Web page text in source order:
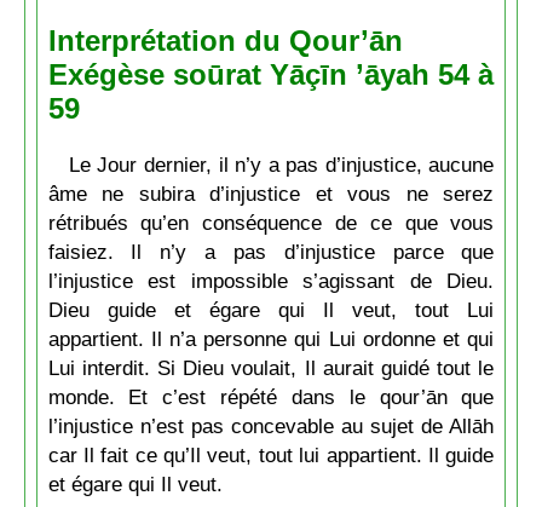
Interprétation du Qour’ān
Exégèse soūrat Yāçīn ’āyah 54 à
59
Le Jour dernier, il n’y a pas d’injustice, aucune
âme ne subira d’injustice et vous ne serez
rétribués qu’en conséquence de ce que vous
faisiez. Il n’y a pas d’injustice parce que
l’injustice est impossible s’agissant de Dieu.
Dieu guide et égare qui Il veut, tout Lui
appartient. Il n’a personne qui Lui ordonne et qui
Lui interdit. Si Dieu voulait, Il aurait guidé tout le
monde. Et c’est répété dans le qour’ān que
l’injustice n’est pas concevable au sujet de Allāh
car Il fait ce qu’Il veut, tout lui appartient. Il guide
et égare qui Il veut.